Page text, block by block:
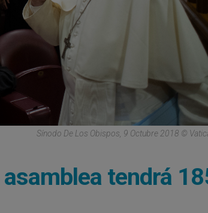
Sínodo De Los Obispos, 9 Octubre 2018 ©
tendrá